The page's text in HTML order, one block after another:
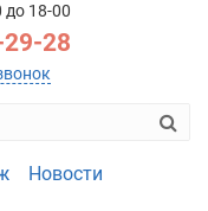
до 18-00
28
Новости